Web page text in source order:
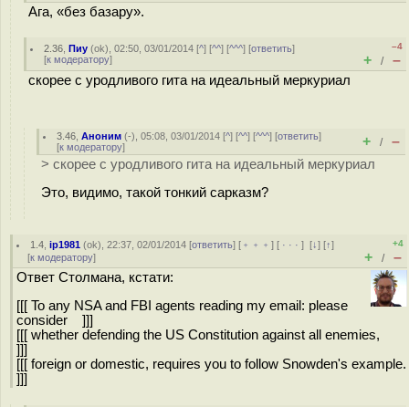
Ага, «без базару».
2.36 ,Пиу (ok), 02:50, 03/01/2014 [^] [^^] [^^^] [ответить]
[к модератору]
–4
+ / –
скорее с уродливого гита на идеальный меркуриал
3.46 ,Аноним (-), 05:08, 03/01/2014 [^] [^^] [^^^] [ответить]
[к модератору] + / –
> скорее с уродливого гита на идеальный меркуриал
Это, видимо, такой тонкий сарказм?
1.4 ,ip1981 (ok), 22:37, 02/01/2014 [ответить] [ ﹢﹢﹢] [ · · ·][↓] [↑]
[к модератору]
+4
+ / –
Ответ Столмана, кстати:
[[[ To any NSA and FBI agents reading my email: please
consider ]]]
[[[ whether defending the US Constitution against all enemies,
]]]
[[[ foreign or domestic, requires you to follow Snowden's example.
]]]